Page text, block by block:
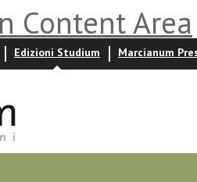
Content Area
Edizioni Studium Marcianum